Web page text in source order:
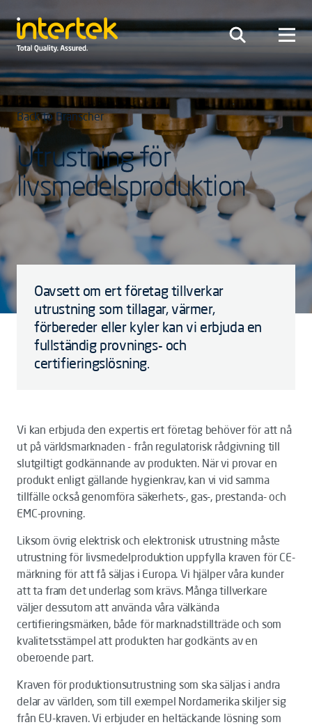
Back to Branscher
Utrustning för
livsmedelsproduktion
Oavsett om ert företag tillverkar
utrustning som tillagar, värmer,
förbereder eller kyler kan vi erbjuda en
fullständig provnings- och
certifieringslösning.
Vi kan erbjuda den expertis ert företag behöver för att nå
ut på världsmarknaden - från regulatorisk rådgivning till
slutgiltigt godkännande av produkten. När vi provar en
produkt enligt gällande hygienkrav, kan vi vid samma
tillfälle också genomföra säkerhets-, gas-, prestanda- och
EMC-provning.
Liksom övrig elektrisk och elektronisk utrustning måste
utrustning för livsmedelproduktion uppfylla kraven för CE-
märkning för att få säljas i Europa. Vi hjälper våra kunder
att ta fram det underlag som krävs. Många tillverkare
väljer dessutom att använda våra välkända
certifieringsmärken, både för marknadstillträde och som
kvalitetsstämpel att produkten har godkänts av en
oberoende part.
Kraven för produktionsutrustning som ska säljas i andra
delar av världen, som till exempel Nordamerika skiljer sig
från EU-kraven. Vi erbjuder en heltäckande lösning som